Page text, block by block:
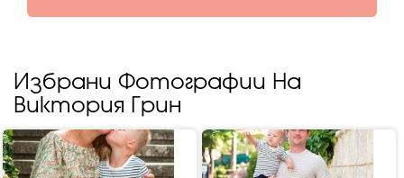
Избрани Фотографии На
Виктория Грин